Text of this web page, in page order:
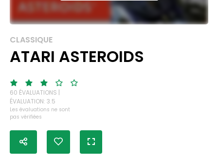
CLASSIQUE
ATARI ASTEROIDS
60 ÉVALUATIONS |
ÉVALUATION: 3.5
Les évaluations ne sont
pas vérifiées